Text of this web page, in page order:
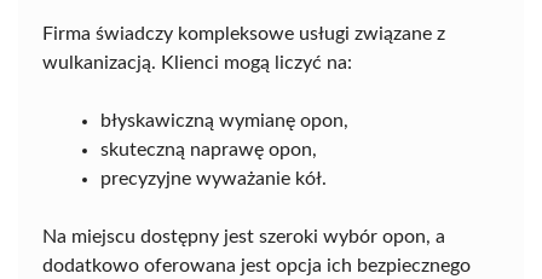
Firma świadczy kompleksowe usługi związane z
wulkanizacją. Klienci mogą liczyć na:
błyskawiczną wymianę opon,
skuteczną naprawę opon,
precyzyjne wyważanie kół.
Na miejscu dostępny jest szeroki wybór opon, a
dodatkowo oferowana jest opcja ich bezpiecznego